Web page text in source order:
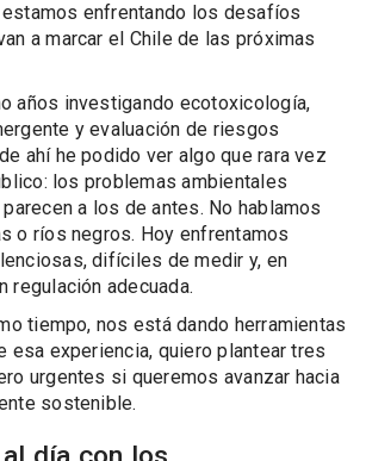
enfrentando los desafíos
a marcar el Chile de las próximas
años investigando ecotoxicología,
y evaluación de riesgos
ahí he podido ver algo que rara vez
los problemas ambientales
a los de antes. No hablamos
o ríos negros. Hoy enfrentamos
difíciles de medir y, en
regulación adecuada.
tiempo, nos está dando herramientas
esa experiencia, quiero plantear tres
urgentes si queremos avanzar hacia
sostenible.